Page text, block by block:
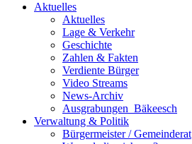
Aktuelles
Aktuelles
Lage & Verkehr
Geschichte
Zahlen & Fakten
Verdiente Bürger
Video Streams
News-Archiv
Ausgrabungen_Bäkeesch
Verwaltung & Politik
Bürgermeister / Gemeinderat